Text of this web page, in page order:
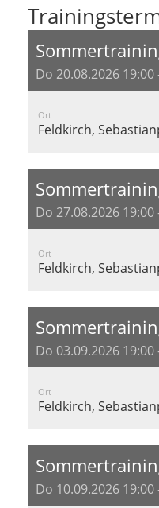
Do 20.08.2026 19:00
Ort
Feldkirch,
Do 27.08.2026 19:00
Ort
Feldkirch,
Do 03.09.2026 19:00
Ort
Feldkirch,
Do 10.09.2026 19:00